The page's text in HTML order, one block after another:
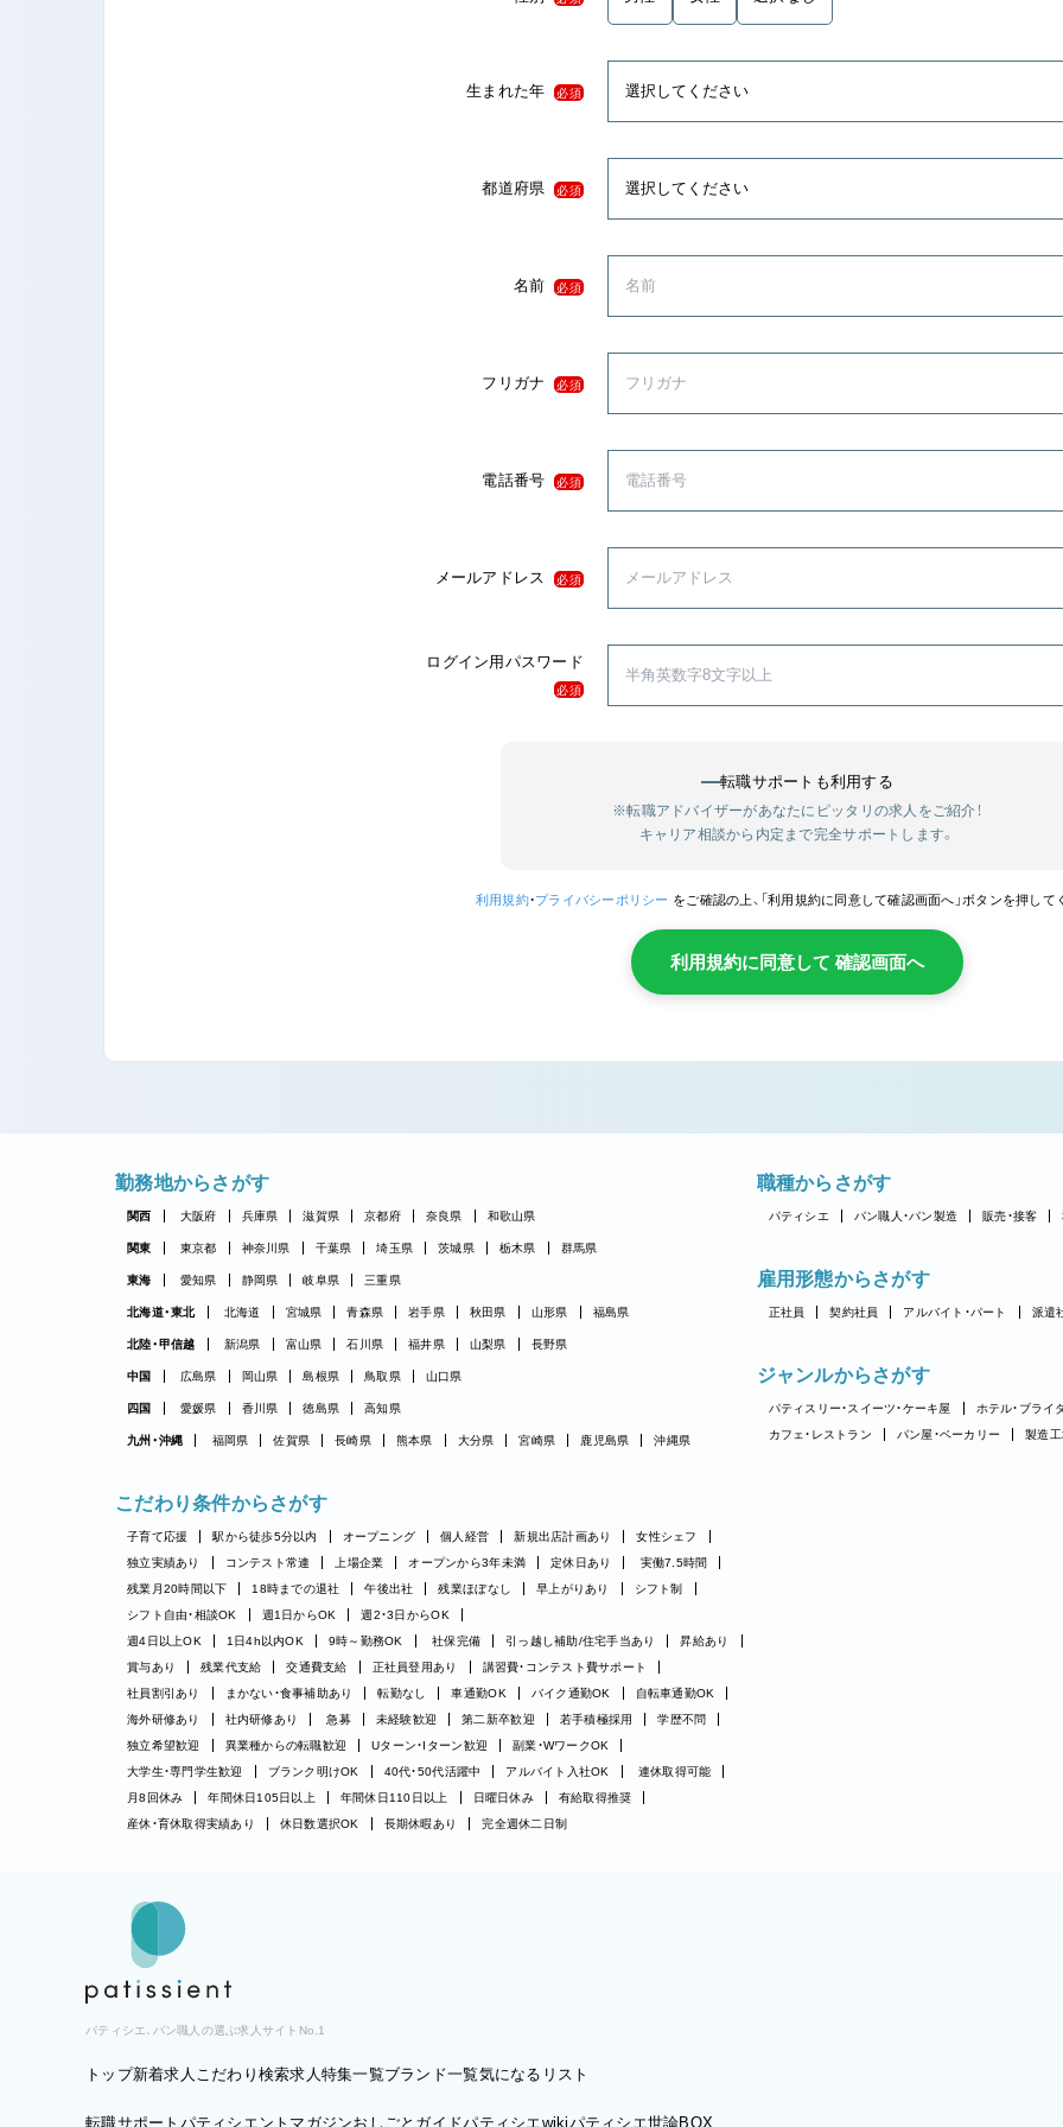
生まれた年 必須
都道府県 必須
名前 必須
フリガナ 必須
電話番号 必須
メールアドレス 必須
ログイン用パスワード
必須
転職サポートも利用する
※転職アドバイザーがあなたにピッタリの求人をご紹介！
キャリア相談から内定まで完全サポートします。
利用規約・プライバシーポリシー をご確認の上、「利用規約に同意して確認画面へ」ボタンを押して
利用規約に同意して 確認画面へ
勤務地からさがす
関西 大阪府 兵庫県 滋賀県 京都府 奈良県 和歌山県
関東 東京都 神奈川県 千葉県 埼玉県 茨城県 栃木県 群馬県
東海 愛知県 静岡県 岐阜県 三重県
北海道・東北 北海道 宮城県 青森県 岩手県 秋田県 山形県 福島県
北陸・甲信越 新潟県 富山県 石川県 福井県 山梨県 長野県
中国 広島県 岡山県 島根県 鳥取県 山口県
四国 愛媛県 香川県 徳島県 高知県
九州・沖縄 福岡県 佐賀県 長崎県 熊本県 大分県 宮崎県 鹿児島県 沖縄県
職種からさがす
パティシエ パン職人・パン製造 販売・接客
雇用形態からさがす
正社員 契約社員 アルバイト・パート 派遣
ジャンルからさがす
パティスリー・スイーツ・ケーキ屋 ホテル・ブライ
カフェ・レストラン
パン屋・ベーカリー 製造工
こだわり条件からさがす
子育て応援 駅から徒歩5分以内 オープニング 個人経営 新規出店計画あり
女性シェフ
独立実績あり
コンテスト常連 上場企業 オープンから3年未満 定休日あり
実働7.5時間
残業月20時間以下
18時までの退社 午後出社 残業ほぼなし 早上がりあり
シフト制
シフト自由・相談OK
週1日からOK
週2・3日からOK
週4日以上OK
1日4h以内OK 9時～勤務OK 社保完備 引っ越し補助/住宅手当あり
昇給あり
賞与あり
残業代支給 交通費支給 正社員登用あり
講習費・コンテスト費サポート
社員割引あり
まかない・食事補助あり 転勤なし 車通勤OK バイク通勤OK
自転車通勤OK
海外研修あり
社内研修あり 急募 未経験歓迎 第二新卒歓迎 若手積極採用
学歴不問
独立希望歓迎
異業種からの転職歓迎 Uターン・Iターン歓迎
副業・WワークOK
大学生・専門学生歓迎
ブランク明けOK 40代・50代活躍中 アルバイト入社OK
連休取得可能
月8回休み
年間休日105日以上 年間休日110日以上 日曜日休み
有給取得推奨
産休・育休取得実績あり
休日数選択OK 長期休暇あり 完全週休二日制
パティシエ、パン職人の選ぶ求人サイトNo.1
トップ新着求人 こだわり検索求人特集一覧ブランド一覧気になるリスト
転職サポート パティシエントマガジンおしごとガイドパティシエwikiパティシエ世論BOX